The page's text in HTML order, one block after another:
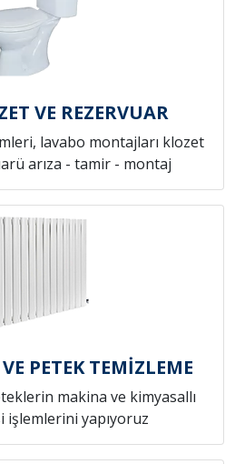
VE REZERVUAR
lavabo montajları klozet
arıza - tamir - montaj
PETEK TEMİZLEME
makina ve kimyasallı
işlemlerini yapıyoruz